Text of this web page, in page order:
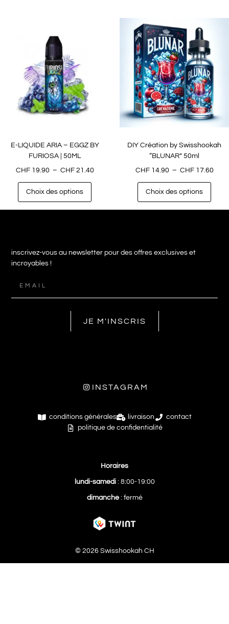
E-LIQUIDE ARIA – EGGZ BY
FURIOSA | 50ML
CHF19.90 – CHF21.40
Choix des options
DIY Création by Swisshookah
“BLUNAR” 50ml
CHF14.90 – CHF17.60
Choix des options
inscrivez-vous au newsletter pour des offres exclusives et
incroyables !
JE M'INSCRIS
INSTAGRAM
conditions générales livraison
contact
politique de confidentialité
Horaires
lundi-samedi: 8:00-19:00
dimanche: fermé
© 2026 Swisshookah CH